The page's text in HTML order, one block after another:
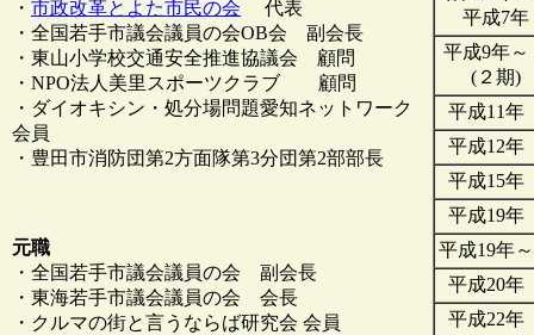
平成7年
平成9年～
(２期)
平成11年
平成12年
平成15年
平成19年
平成19年～
平成20年
平成22年
・ 市政改革とよた市民の会 代表
・全国若手市議会議員の会OB会 副会長
・東山小学校交通安全推進協議会 顧問
・NPO法人美里スポーツクラブ 顧問
・ダイオキシン・処分場問題愛知ネットワーク
会員
・豊田市消防団第2方面隊第3分団第2部部長
元職
・全国若手市議会議員の会 副会長
・東海若手市議会議員の会 会長
・クルマの街と言うならば研究会 会員